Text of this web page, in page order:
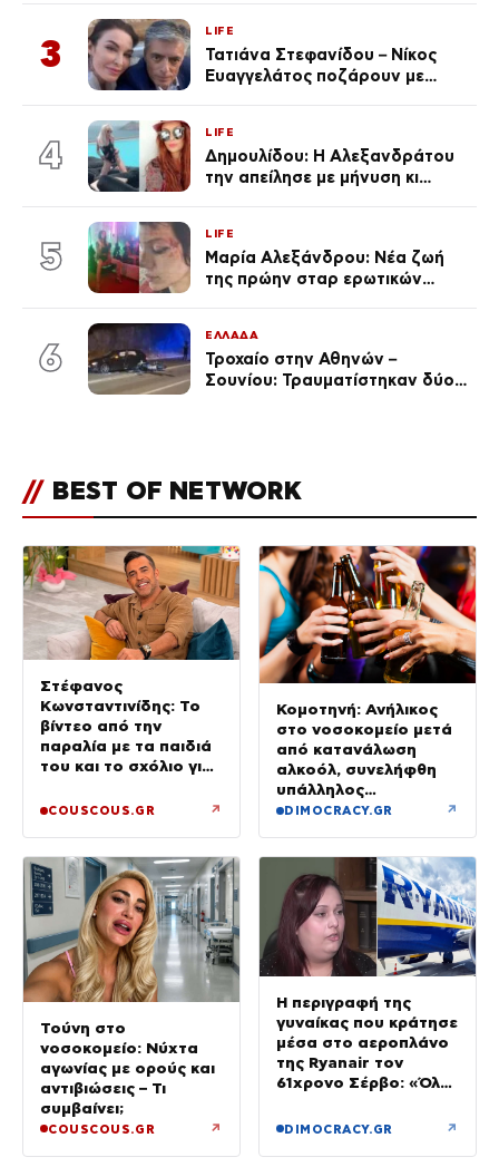
3
LIFE
Τατιάνα Στεφανίδου – Νίκος
Ευαγγελάτος ποζάρουν με
4
LIFE
Δημουλίδου: Η Αλεξανδράτου
την απείλησε με μήνυση κι
ποια είσαι σοκαρίστικα»
5
LIFE
Μαρία Αλεξάνδρου: Νέα ζωή
της πρώην σταρ ερωτικών
(Φωτογραφίες)
6
ΕΛΛΑΔΑ
Τροχαίο στην Αθηνών –
Σουνίου: Τραυματίστηκαν δύο
// BEST OF NETWORK
Στέφανος
Κωνσταντινίδης: Το
βίντεο από την
παραλία με τα παιδιά
του και το σχόλιο για
COUSCOUS.GR ↗
Κομοτηνή: Ανήλικος
στο νοσοκομείο μετά
από κατανάλωση
αλκοόλ, συνελήφθη
υπάλληλος
καταστήματος
DIMOCRACY.GR ↗
Τούνη στο
νοσοκομείο: Νύχτα
αγωνίας με ορούς και
αντιβιώσεις – Τι
συμβαίνει;
COUSCOUS.GR ↗
Η περιγραφή της
γυναίκας που κράτησε
μέσα στο αεροπλάνο
της Ryanair τον
61χρονο Σέρβο: «Όλα
δευτερολέπτου»
DIMOCRACY.GR ↗